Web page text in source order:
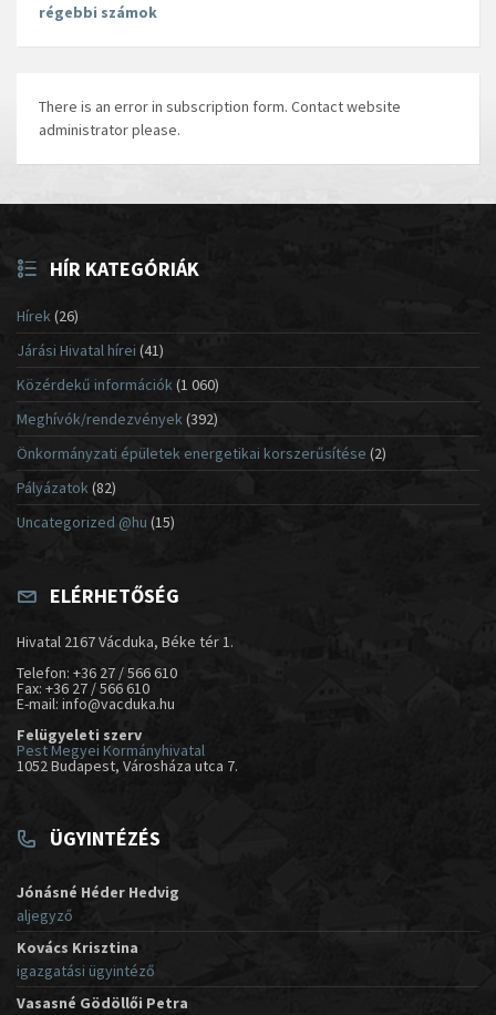
régebbi számok
There is an error in subscription form. Contact website
administrator please.
HÍR KATEGÓRIÁK
Hírek(26)
Járási Hivatal hírei (41)
Közérdekű információk(1 060)
Meghívók/rendezvények (392)
Önkormányzati épületek energetikai korszerűsítése (2)
Pályázatok (82)
Uncategorized @hu (15)
ELÉRHETŐSÉG
Hivatal 2167 Vácduka, Béke tér 1.
Telefon: +36 27 / 566 610
Fax: +36 27 / 566 610
E-mail: info@vacduka.hu
Felügyeleti szerv
Pest Megyei Kormányhivatal
1052 Budapest, Városháza utca 7.
ÜGYINTÉZÉS
Jónásné Héder Hedvig
aljegyző
Kovács Krisztina
igazgatási ügyintéző
Vasasné Gödöllői Petra